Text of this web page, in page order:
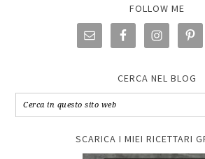
FOLLOW ME
CERCA NEL BLOG
SCARICA I MIEI RICETTARI